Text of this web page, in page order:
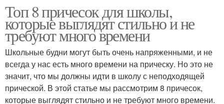
Топ 8 причесок для школы,
которые выглядят стильно и не
требуют много времени
Школьные будни могут быть очень напряженными, и не
всегда у нас есть много времени на прическу. Но это не
значит, что мы должны идти в школу с неподходящей
прической. В этой статье мы рассмотрим 8 причесок,
которые выглядят стильно и не требуют много времени.